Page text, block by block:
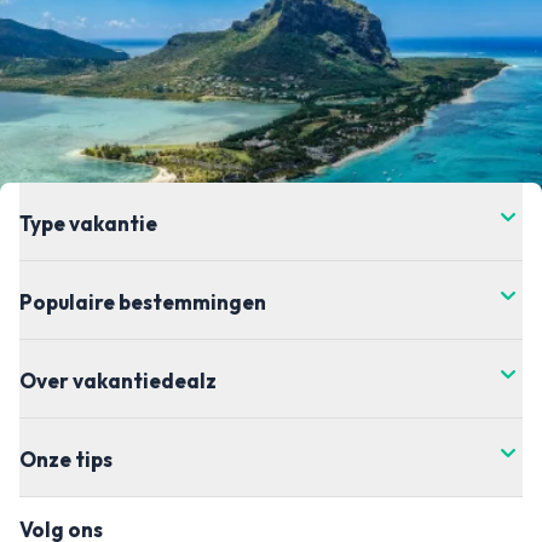
Type vakantie
Populaire bestemmingen
Over vakantiedealz
Onze tips
Volg ons